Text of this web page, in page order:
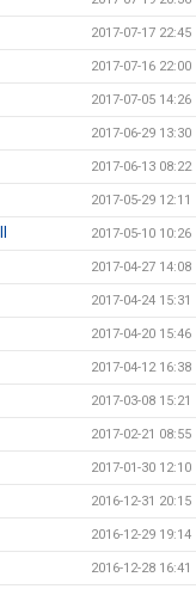
2017-07-17 22:45
2017-07-16 22:00
2017-07-05 14:26
2017-06-29 13:30
2017-06-13 08:22
2017-05-29 12:11
2017-05-10 10:26
2017-04-27 14:08
2017-04-24 15:31
2017-04-20 15:46
2017-04-12 16:38
2017-03-08 15:21
2017-02-21 08:55
2017-01-30 12:10
2016-12-31 20:15
2016-12-29 19:14
2016-12-28 16:41